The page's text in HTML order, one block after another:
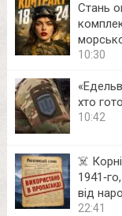
Стань
10:30
хто
10:42
☠️
від
22:41